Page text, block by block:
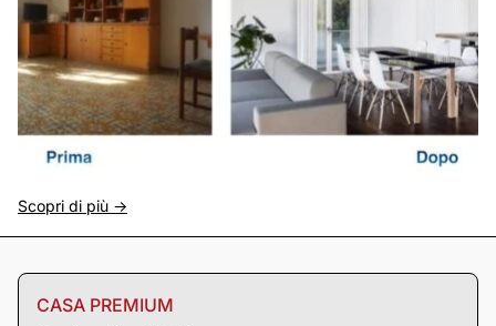
Scopri di più ->
CASA PREMIUM